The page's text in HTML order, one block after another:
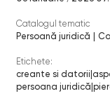
Catalogul tematic
Persoană juridică
Etichete:
creante si datorii
persoana juridică